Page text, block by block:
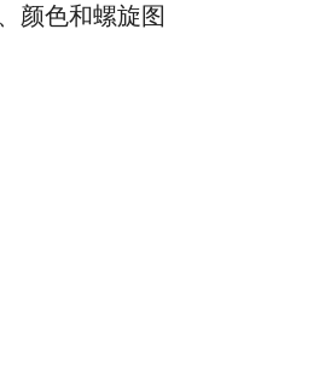
颜色和螺旋图